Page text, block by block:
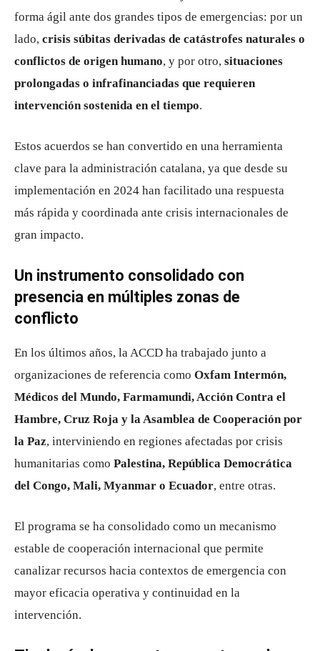
forma ágil ante dos grandes tipos de emergencias: por un
lado, crisis súbitas derivadas de catástrofes naturales o
conflictos de origen humano, y por otro, situaciones
prolongadas o infrafinanciadas que requieren
intervención sostenida en el tiempo.
Estos acuerdos se han convertido en una herramienta
clave para la administración catalana, ya que desde su
implementación en 2024 han facilitado una respuesta
más rápida y coordinada ante crisis internacionales de
gran impacto.
Un instrumento consolidado con
presencia en múltiples zonas de
conflicto
En los últimos años, la ACCD ha trabajado junto a
organizaciones de referencia como Oxfam Intermón,
Médicos del Mundo, Farmamundi, Acción Contra el
Hambre, Cruz Roja y la Asamblea de Cooperación por
la Paz, interviniendo en regiones afectadas por crisis
humanitarias como Palestina, República Democrática
del Congo, Mali, Myanmar o Ecuador, entre otras.
El programa se ha consolidado como un mecanismo
estable de cooperación internacional que permite
canalizar recursos hacia contextos de emergencia con
mayor eficacia operativa y continuidad en la
intervención.